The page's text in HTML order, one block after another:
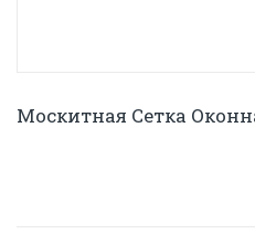
Москитная Сетка